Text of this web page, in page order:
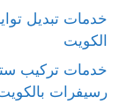
خدمات تبديل
الكويت
خدمات تركيب
رسيفرات